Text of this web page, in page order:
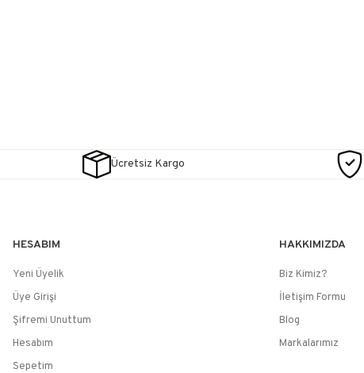
Ücretsiz Kargo
HESABIM
Yeni Üyelik
Üye Girişi
Şifremi Unuttum
Hesabım
Sepetim
HAKKIMIZDA
Biz Kimiz?
İletişim Formu
Blog
Markalarımız